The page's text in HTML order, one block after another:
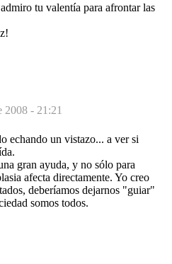
tu valentía para afrontar las
2008 - 21:21
echando un vistazo... a ver si
gran ayuda, y no sólo para
afecta directamente. Yo creo
deberíamos dejarnos "guiar"
somos todos.